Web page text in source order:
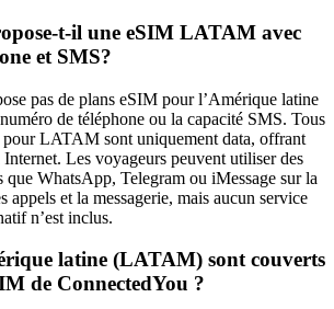
t-il une eSIM LATAM avec
et SMS?
pas de plans eSIM pour l’Amérique latine
de téléphone ou la capacité SMS. Tous
pour LATAM sont uniquement data, offrant
Les voyageurs peuvent utiliser des
que WhatsApp, Telegram ou iMessage sur la
appels et la messagerie, mais aucun service
n’est inclus.
latine (LATAM) sont couverts
de ConnectedYou ?